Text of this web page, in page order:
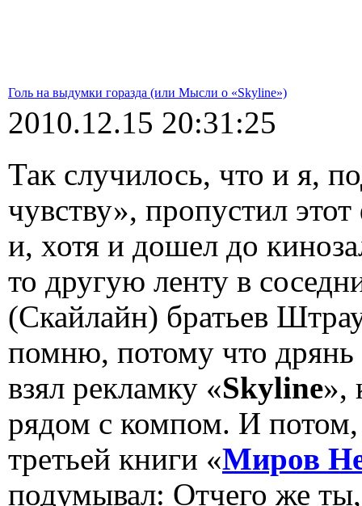
Голь на выдумки горазда (или Мысли о «Skyline»)
2010.12.15 20:31:25
Так случилось, что и я,
чувству», пропустил
и, хотя и дошел до
то другую ленту в
(Скайлайн) братьев
помню, потому что дрянь
взял рекламку «Skyline»,
рядом с компом. И
третьей книги «Миров
подумывал: Отчего же